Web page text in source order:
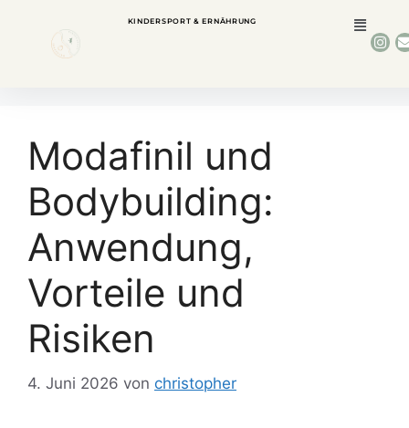
KINDERSPORT & ERNÄHRUNG
Modafinil und
Bodybuilding:
Anwendung,
Vorteile und
Risiken
4. Juni 2026 von christopher